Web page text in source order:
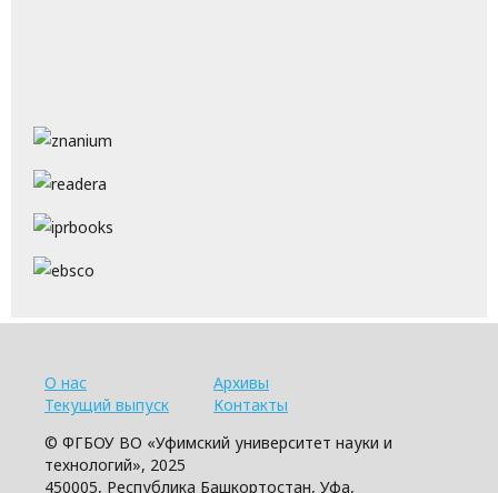
О нас
Текущий выпуск
Архивы
Контакты
© ФГБОУ ВО «Уфимский университет науки и
технологий», 2025
450005, Республика Башкортостан, Уфа,